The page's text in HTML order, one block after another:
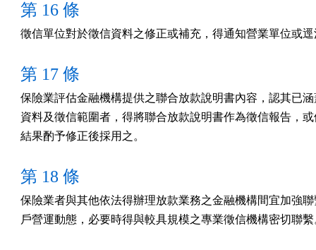
第 16 條
徵信單位對於徵信資料之修正或補充，得通知營業單位或
第 17 條
保險業評估金融機構提供之聯合放款說明書內容，認其已
資料及徵信範圍者，得將聯合放款說明書作為徵信報告，
結果酌予修正後採用之。
第 18 條
保險業者與其他依法得辦理放款業務之金融機構間宜加強
戶營運動態，必要時得與較具規模之專業徵信機構密切聯繫